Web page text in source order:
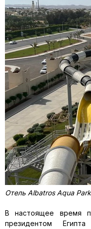
Отель Albatros Aqua Park
В настоящее время
президентом